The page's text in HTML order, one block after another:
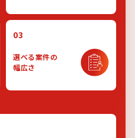
03
選べる案件の
幅広さ